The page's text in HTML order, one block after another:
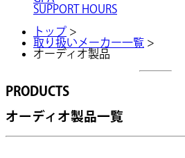
SUPPORT HOURS
トップ >
取り扱いメーカー一覧 >
オーディオ製品
PRODUCTS
オーディオ製品一覧